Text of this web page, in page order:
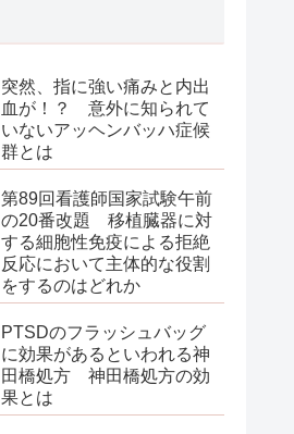
突然、指に強い痛みと内出
血が！？ 意外に知られて
いないアッヘンバッハ症候
群とは
第89回看護師国家試験午前
の20番改題 移植臓器に対
する細胞性免疫による拒絶
反応において主体的な役割
をするのはどれか
PTSDのフラッシュバッグ
に効果があるといわれる神
田橋処方 神田橋処方の効
果とは